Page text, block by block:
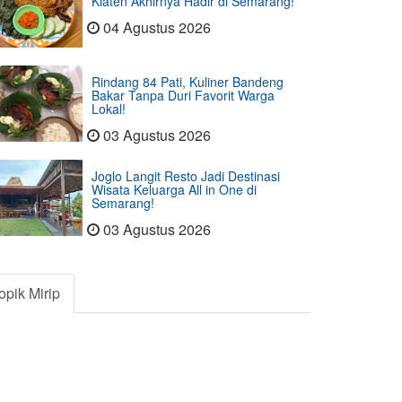
04 Agustus 2026
Rindang 84 Pati, Kuliner Bandeng
Bakar Tanpa Duri Favorit Warga
Lokal!
03 Agustus 2026
Joglo Langit Resto Jadi Destinasi
Wisata Keluarga All in One di
Semarang!
03 Agustus 2026
Mirip